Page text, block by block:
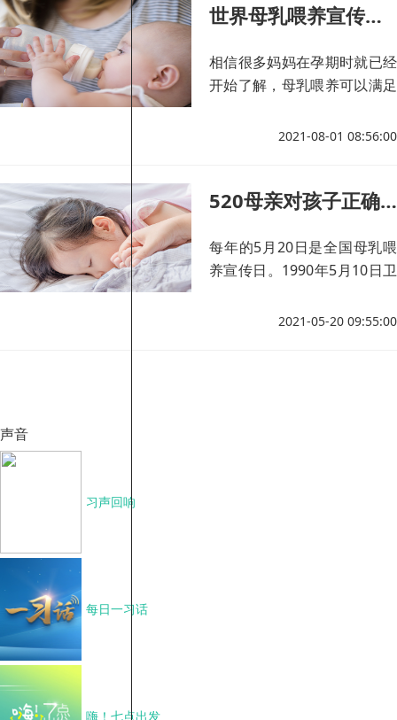
世界母乳喂养宣传周——母乳喂养可减少儿童期肥胖
相信很多妈妈在孕期时就已经
开始了解，母乳喂养可以满足
的一生都有好处。2021-08-01 08:56:00
520母亲对孩子正确的爱——母乳喂养
每年的5月20日是全国母乳喂
养宣传日。1990年5月10日卫
作为全国母乳喂养宣传日，广
2021-05-20 09:55:00
声音
习声回响
每日一习话
嗨！七点出发